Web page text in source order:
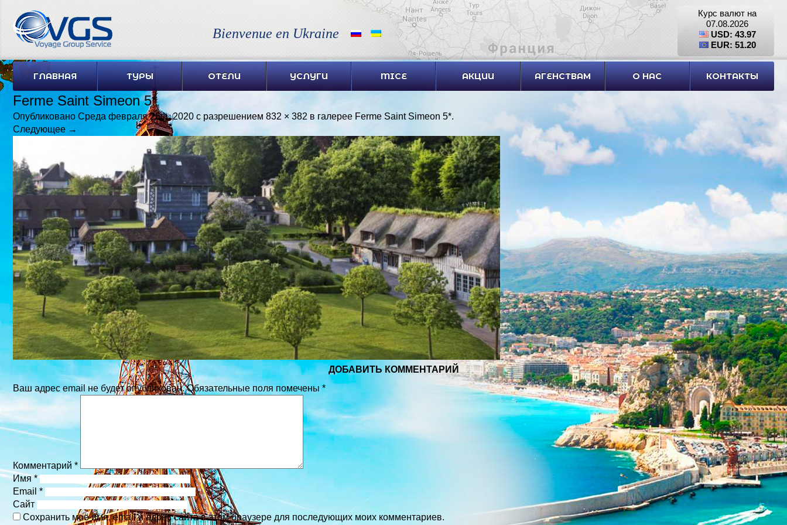
Bienvenue en Ukraine
Курс валют на
07.08.2026
USD: 43.97
EUR: 51.20
ГЛАВНАЯ ТУРЫ ОТЕЛИ УСЛУГИ MICE АКЦИИ АГЕНСТВАМ О НАС КОНТАКТЫ
Ferme Saint Simeon 5*
Опубликовано Среда февраля 26th, 2020 с разрешением 832 × 382 в галерее Ferme Saint Simeon 5*.
Следующее →
ДОБАВИТЬ КОММЕНТАРИЙ
Ваш адрес email не будет опубликован. Обязательные поля помечены*
Комментарий *
Имя*
Email *
Сайт
Сохранить моё имя, email и адрес сайта в этом браузере для последующих моих комментариев.